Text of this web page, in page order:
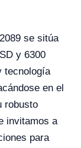
se sitúa
y 6300
tecnología
en el
robusto
invitamos a
para